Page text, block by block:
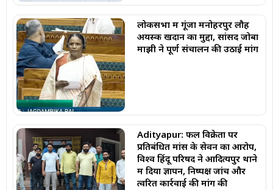
लोकसभा में गूंजा मनोहरपुर लौह
अयस्क खदान का मुद्दा, सांसद जोबा
माझी ने पूर्ण संचालन की उठाई मांग
Adityapur: फल विक्रेता पर
प्रतिबंधित मांस के सेवन का आरोप,
विश्व हिंदू परिषद ने आदित्यपुर थाने
में दिया ज्ञापन, निष्पक्ष जांच और
त्वरित कार्रवाई की मांग की